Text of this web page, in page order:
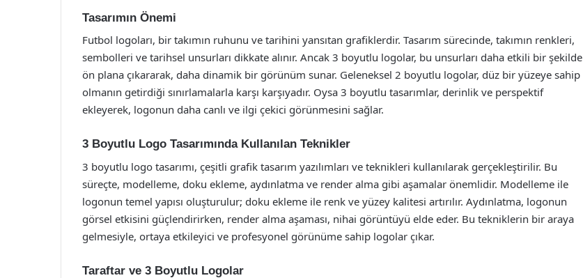
Tasarımın Önemi
Futbol logoları, bir takımın ruhunu ve tarihini yansıtan grafiklerdir. Tasarım sürecinde, takımın renkleri,
sembolleri ve tarihsel unsurları dikkate alınır. Ancak 3 boyutlu logolar, bu unsurları daha etkili bir şekilde
ön plana çıkararak, daha dinamik bir görünüm sunar. Geleneksel 2 boyutlu logolar, düz bir yüzeye sahip
olmanın getirdiği sınırlamalarla karşı karşıyadır. Oysa 3 boyutlu tasarımlar, derinlik ve perspektif
ekleyerek, logonun daha canlı ve ilgi çekici görünmesini sağlar.
3 Boyutlu Logo Tasarımında Kullanılan Teknikler
3 boyutlu logo tasarımı, çeşitli grafik tasarım yazılımları ve teknikleri kullanılarak gerçekleştirilir. Bu
süreçte, modelleme, doku ekleme, aydınlatma ve render alma gibi aşamalar önemlidir. Modelleme ile
logonun temel yapısı oluşturulur; doku ekleme ile renk ve yüzey kalitesi artırılır. Aydınlatma, logonun
görsel etkisini güçlendirirken, render alma aşaması, nihai görüntüyü elde eder. Bu tekniklerin bir araya
gelmesiyle, ortaya etkileyici ve profesyonel görünüme sahip logolar çıkar.
Taraftar ve 3 Boyutlu Logolar